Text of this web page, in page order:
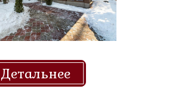
Детальнее